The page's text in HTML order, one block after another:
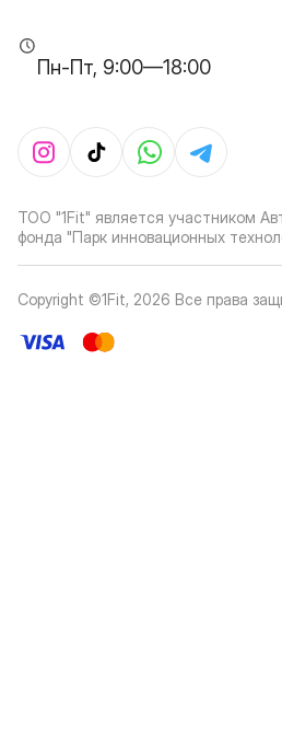
Пн-Пт, 9:00—18:00
ТОО "1Fit" является участником
фонда "Парк инновационных
Copyright ©1Fit, 2026 Все права